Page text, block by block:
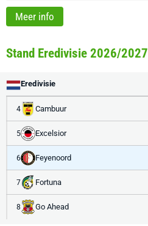
Meer info
Stand Eredivisie 2026/2027
Eredivisie
4 Cambuur
5 Excelsior
6 Feyenoord
7 Fortuna
8 Go Ahead